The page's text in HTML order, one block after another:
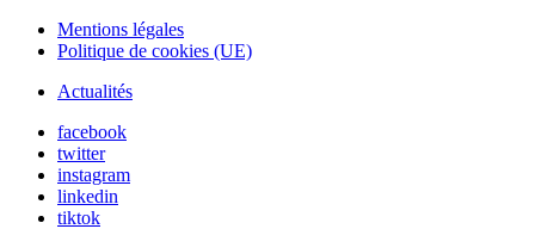
Mentions légales
Politique de cookies (UE)
Actualités
facebook
twitter
instagram
linkedin
tiktok